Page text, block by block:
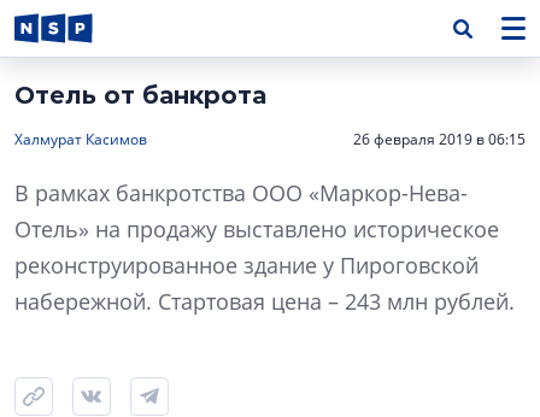
Отель от банкрота
Халмурат Касимов 26 февраля 2019 в 06:15
В рамках банкротства ООО «Маркор-Нева-
Отель» на продажу выставлено историческое
реконструированное здание у Пироговской
набережной. Стартовая цена – 243 млн рублей.